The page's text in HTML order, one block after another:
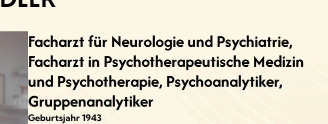
Facharzt für Neurologie und Psychiatrie,
Facharzt in Psychotherapeutische Medizin
und Psychotherapie, Psychoanalytiker,
Gruppenanalytiker
Geburtsjahr1943